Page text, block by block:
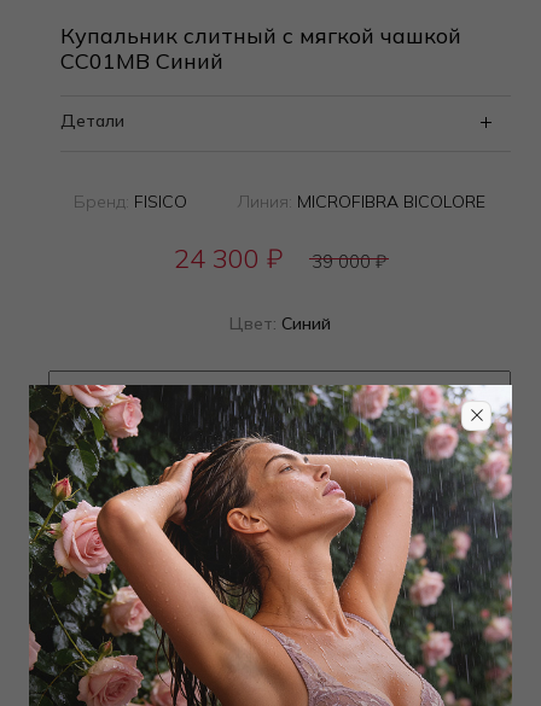
Купальник слитный с мягкой чашкой
CC01MB Синий
Детали
Бренд: FISICO Линия: MICROFIBRA BICOLORE
24 300 ₽ 39 000₽
Цвет: Синий
Определить размер
Наличие в магазинах
ТОВАР РАСПРОДАН
Добавить в избранное